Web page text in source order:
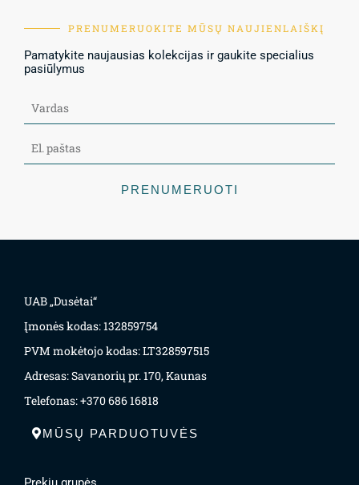
PRENUMERUOKITE MŪSŲ NAUJIENLAIŠKĮ
Pamatykite naujausias kolekcijas ir gaukite specialius
pasiūlymus
PRENUMERUOTI
UAB „Dusėtai“
Įmonės kodas: 132859754
PVM mokėtojo kodas: LT328597515
Adresas: Savanorių pr. 170, Kaunas
Telefonas: +370 686 16818
MŪSŲ PARDUOTUVĖS